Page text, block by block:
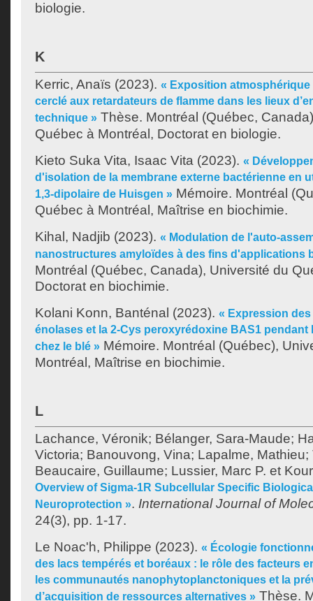
biologie.
K
Kerric, Anaïs (2023). « Exposition
cerclé aux retardateurs de flamme dans les lieux
technique » Thèse. Montréal (Québec,
Québec à Montréal, Doctorat en biologie.
Kieto Suka Vita, Isaac Vita (2023). «
d'isolation de la membrane externe bactérienne en
1,3-dipolaire de Huisgen » Mémoire. Montréal
Québec à Montréal, Maîtrise en biochimie.
Kihal, Nadjib (2023). « Modulation de l'auto-
nanostructures amyloïdes à des fins d'applications
Montréal (Québec, Canada), Université du
Doctorat en biochimie.
Kolani Konn, Banténal (2023). « Expression
énolases et la 2-Cys peroxyrédoxine BAS1
chez le blé » Mémoire. Montréal (Québec),
Montréal, Maîtrise en biochimie.
L
Lachance, Véronik; Bélanger, Sara-Maude;
Victoria; Banouvong, Vina; Lapalme, Mathieu;
Beaucaire, Guillaume; Lussier, Marc P. et
Overview of Sigma-1R Subcellular Specific
Neuroprotection ». International Journal of
24(3), pp. 1-17.
Le Noac'h, Philippe (2023). « Écologie
des lacs tempérés et boréaux : le rôle des facteurs
les communautés nanophytoplanctoniques et la
d’acquisition de ressources alternatives » Thèse.